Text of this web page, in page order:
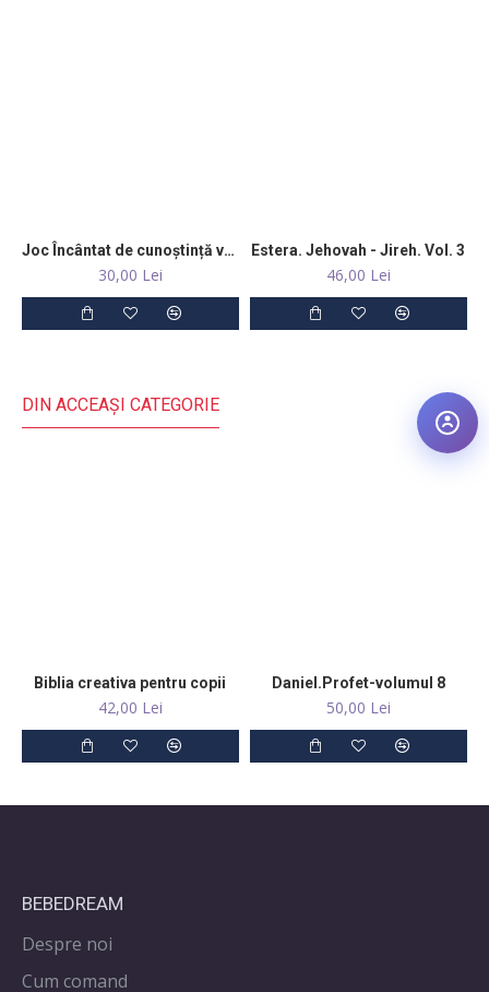
Joc Încântat de cunoștință vol.1-cu personaje din Biblie
30,00 Lei
Estera. Jehovah - Jireh. Vol. 3
46,00 Lei
DIN ACCEAŞI CATEGORIE
Biblia creativa pentru copii
42,00 Lei
Daniel.Profet-volumul 8
50,00 Lei
BEBEDREAM
Despre noi
Cum comand